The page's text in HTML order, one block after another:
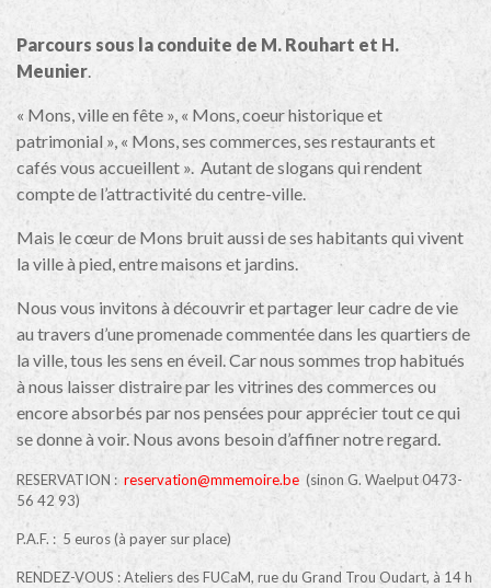
Parcours sous la conduite de M. Rouhart et H.
Meunier.
« Mons, ville en fête », « Mons, coeur historique et
patrimonial », « Mons, ses commerces, ses restaurants et
cafés vous accueillent ». Autant de slogans qui rendent
compte de l’attractivité du centre-ville.
Mais le cœur de Mons bruit aussi de ses habitants qui vivent
la ville à pied, entre maisons et jardins.
Nous vous invitons à découvrir et partager leur cadre de vie
au travers d’une promenade commentée dans les quartiers de
la ville, tous les sens en éveil. Car nous sommes trop habitués
à nous laisser distraire par les vitrines des commerces ou
encore absorbés par nos pensées pour apprécier tout ce qui
se donne à voir. Nous avons besoin d’affiner notre regard.
RESERVATION : reservation@mmemoire.be (sinon G. Waelput 0473-
56 42 93)
P.A.F. : 5 euros (à payer sur place)
RENDEZ-VOUS : Ateliers des FUCaM, rue du Grand Trou Oudart, à 14 h